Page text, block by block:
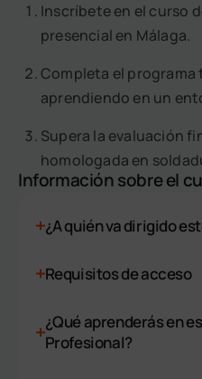
Inscríbete en el curso
presencial en Málaga.
Completa el
aprendiendo en un
Supera la evaluación
homologada en
Información sobre el
¿A quién va dirigido
Requisitos de acceso
¿Qué aprenderás en
Profesional?